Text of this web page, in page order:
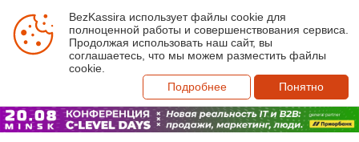
BezKassira использует файлы cookie для
полноценной работы и совершенствования сервиса.
Продолжая использовать наш сайт, вы
соглашаетесь, что мы можем разместить файлы
cookie.
Подробнее
Понятно